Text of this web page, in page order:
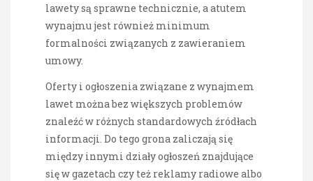
lawety są sprawne technicznie, a atutem
wynajmu jest również minimum
formalności związanych z zawieraniem
umowy.
Oferty i ogłoszenia związane z wynajmem
lawet można bez większych problemów
znaleźć w różnych standardowych źródłach
informacji. Do tego grona zaliczają się
między innymi działy ogłoszeń znajdujące
się w gazetach czy też reklamy radiowe albo